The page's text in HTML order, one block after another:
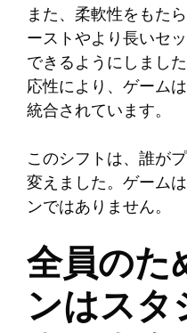
また、柔軟性をもた
ーストやより長いセ
できるようにしました
応性により、ゲーム
統合されています。
このシフトは、誰が
変えました。ゲーム
ンではありません。
全員のた
ンはス